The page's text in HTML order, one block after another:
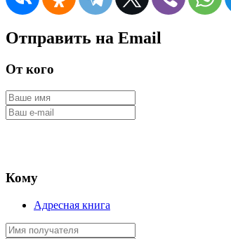
Отправить на Email
От кого
Кому
Адресная книга